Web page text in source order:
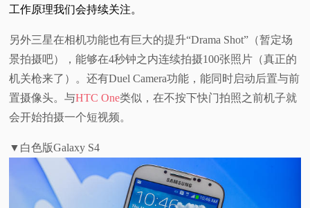
工作原理我们会持续关注。
另外三星在相机功能也有巨大的提升“Drama Shot”（暂定场
景拍摄吧），能够在4秒钟之内连续拍摄100张照片（真正的
机关枪来了）。还有Duel Camera功能，能同时启动后置与前
置摄像头。与HTC One类似，在不按下快门拍照之前机子就
会开始拍摄一个短视频。
▼白色版Galaxy S4